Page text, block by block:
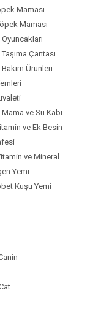
Maması
Maması
Çantası
Ürünleri
ve Su Kabı
ve Ek Besin
ve Mineral
Yemi
Kuşu Yemi